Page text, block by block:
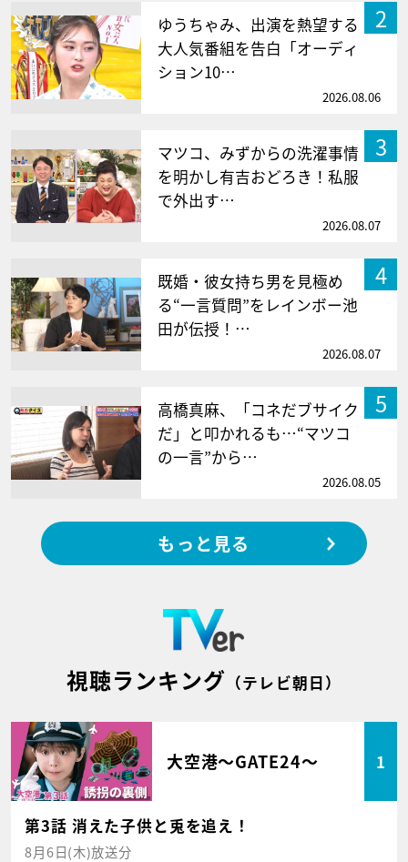
2
ゆうちゃみ、出演を熱望する
大人気番組を告白「オーディ
ション10…
2026.08.06
3
マツコ、みずからの洗濯事情
を明かし有吉おどろき！私服
で外出す…
2026.08.07
4
既婚・彼女持ち男を見極め
る“一言質問”をレインボー池
田が伝授！…
2026.08.07
5
高橋真麻、「コネだブサイク
だ」と叩かれるも…“マツコ
の一言”から…
2026.08.05
もっと見る
視聴ランキング （テレビ朝日）
大空港～GATE24～ 1
第3話 消えた子供と兎を追え！
8月6日(木)放送分